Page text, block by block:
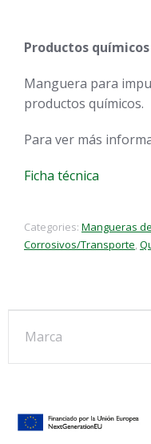
Productos
Manguera para
productos químicos.
Para ver más
Ficha técnica
Categories: Mangueras
Corrosivos/Transporte,
Marca